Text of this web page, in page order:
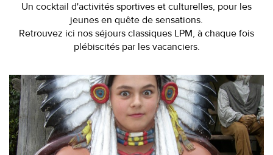
Un cocktail d'activités sportives et culturelles, pour les
jeunes en quête de sensations.
Retrouvez ici nos séjours classiques LPM, à chaque fois
plébiscités par les vacanciers.